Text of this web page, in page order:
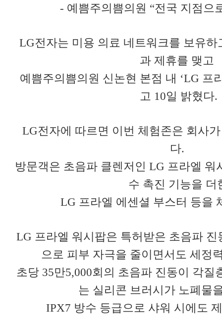
- 예쁨주의쁨의원 “전국 지점으
LG전자는 미용 의료 네트워크를 보유
과 제휴를 맺고
예쁨주의쁨의원 신논현 본점 내 ‘LG 프
고 10일 밝혔다.
LG전자에 따르면 이번 체험존은 회사
다.
방문객은 초음파 클렌저인 LG 프라엘 워
수 촉진 기능을 더
LG 프라엘 에센셜 부스터 등을
LG 프라엘 워시팝은 특허받은 초음파
으로 피부 자극을 줄이면서도 세정
초당 35만5,000회의 초음파 진동이 각질
는 실리콘 브러시가 노폐물
IPX7 방수 등급으로 샤워 시에도